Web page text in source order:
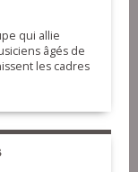
qui allie
âgés de
les cadres